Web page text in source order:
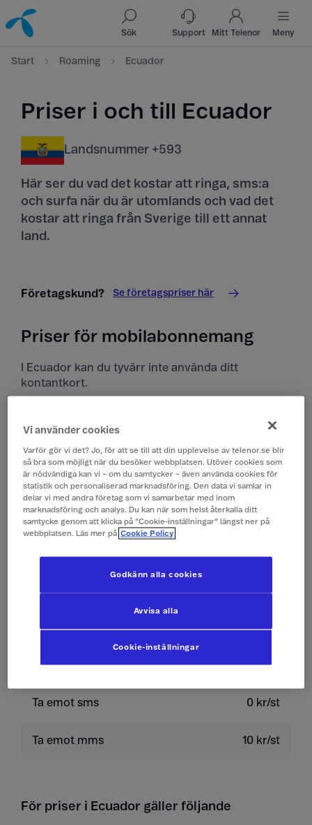
Till innehåll
Till sök
Sök Support Mitt Telenor Meny
Start Roaming Ecuador
Priser i och till Ecuador
Landsnummer +593
Här ser du vad det kostar att ringa, sms:a
och surfa när du är utomlands och vad det
kostar att ringa från Sverige till ett annat
land.
Företagskund? Se företagspriser här
Priser för mobilabonnemang
I Ecuador kan du tyvärr inte använda ditt
kontantkort.
Surfa
149 kr/dygn (0,1 GB)
(Surfpass)
Ringa och ta emot
Ringa röstbrevlåda 19 kr/min
Skicka sms 4 kr/st
Skicka mms 10 kr/st
Ta emot sms 0 kr/st
Ta emot mms 10 kr/st
För priser i Ecuador gäller följande
Vi använder cookies
Varför gör vi det? Jo, för att se till att din upplevelse av telenor.se blir
så bra som möjligt när du besöker webbplatsen. Utöver cookies som
är nödvändiga kan vi – om du samtycker – även använda cookies för
statistik och personaliserad marknadsföring. Den data vi samlar in
delar vi med andra företag som vi samarbetar med inom
marknadsföring och analys. Du kan när som helst återkalla ditt
samtycke genom att klicka på ”Cookie-inställningar” längst ner på
webbplatsen. Läs mer på Cookie Policy
Cookie-inställningar
Avvisa alla
Godkänn alla cookies